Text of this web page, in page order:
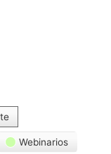
Webinarios